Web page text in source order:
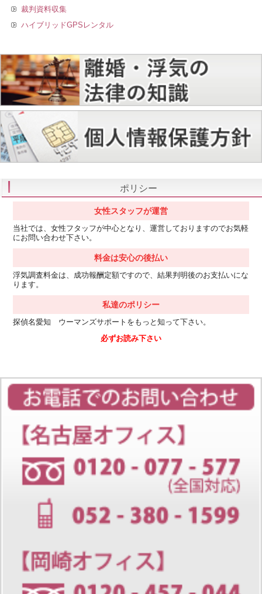
裁判資料収集
ハイブリッドGPSレンタル
ポリシー
女性スタッフが運営
当社では、女性フタッフが中心となり、運営しておりますのでお気軽
にお問い合わせ下さい。
料金は安心の後払い
浮気調査料金は、成功報酬定額ですので、結果判明後のお支払いにな
ります。
私達のポリシー
探偵名愛知 ウーマンズサポートをもっと知って下さい。
必ずお読み下さい